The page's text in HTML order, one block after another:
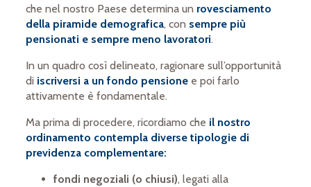
che nel nostro Paese determina un rovesciamento
della piramide demografica, con sempre più
pensionati e sempre meno lavoratori.
In un quadro così delineato, ragionare sull’opportunità
di iscriversi a un fondo pensione e poi farlo
attivamente è fondamentale.
Ma prima di procedere, ricordiamo che il nostro
ordinamento contempla diverse tipologie di
previdenza complementare:
fondi negoziali (o chiusi), legati alla